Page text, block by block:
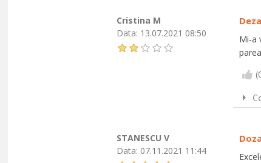
Cristina M
Data: 13.07.2021 08:50
Mi-a
(
STANESCU V
Data: 07.11.2021 11:44